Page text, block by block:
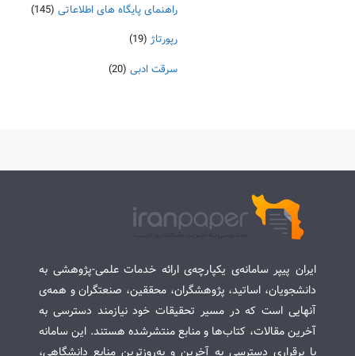
راهنمای پایگاه های اطلاعاتی (145)
رپورتاژ (19)
سرقت ادبی (20)
ایران پیپر سامانه‌ی یکپارچه‌ی ارائه خدمات علمی-پژوهشی به
دانشجویان، اساتید، پژوهشگران، محققین، صنعتگران و همه‌ی
آنهایی است که در مسیر تحقیقات خود نیازمند دسترسی به
آخرین مقالات، کتاب‌ها و منابع منتشرشده هستند. این سامانه
با برقراری دسترسی به آخرین و به‌روزترین منابع دانشگاهی،